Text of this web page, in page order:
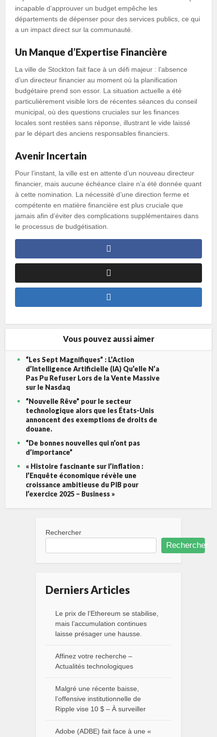
incapable d’approuver un budget empêche les
départements de dépenser pour des services publics, ce qui
a un impact direct sur la communauté.
Un Manque d’Expertise Financière
La ville de Stockton fait face à un défi majeur : l’absence
d’un directeur financier au moment où la planification
budgétaire prend son essor. La situation actuelle a été
particulièrement visible lors de récentes séances du conseil
municipal, où des questions cruciales sur les finances
locales sont restées sans réponse, illustrant le vide laissé
par le départ des anciens responsables financiers.
Avenir Incertain
Pour l’instant, la ville est en attente d’un nouveau directeur
financier, mais aucune échéance claire n’a été donnée quant
à cette nomination. La nécessité d’une direction ferme et
compétente en matière financière est plus cruciale que
jamais afin d’éviter des complications supplémentaires dans
le processus de budgétisation.
Vous pouvez aussi aimer
“Les Sept Magnifiques” : L’Action
d’Intelligence Artificielle (IA) Qu’elle N’a
Pas Pu Refuser Lors de la Vente Massive
sur le Nasdaq
“Nouvelle Rêve” pour le secteur
technologique alors que les États-Unis
annoncent des exemptions de droits de
douane.
“De bonnes nouvelles qui n’ont pas
d’importance”
« Histoire fascinante sur l’inflation :
l’Enquête économique révèle une
croissance ambitieuse du PIB pour
l’exercice 2025 – Business »
Rechercher
Rechercher
Derniers Articles
Le prix de l’Ethereum se stabilise,
mais l’accumulation continues
laisse présager une hausse.
Affinez votre recherche –
Actualités technologiques
Malgré une récente baisse,
l’offensive institutionnelle de
Ripple vise 10 $ – À surveiller
Adobe (ADBE) fait face à une «